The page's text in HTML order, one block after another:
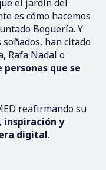
el jardín del
es cómo hacemos
Beguería. Y
han citado
Rafa Nadal o
que se
reafirmando su
y
digital.